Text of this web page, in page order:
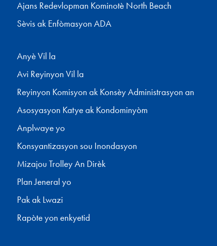
Ajans Redevlopman Kominotè North Beach
Sèvis ak Enfòmasyon ADA
Anyè Vil la
Avi Reyinyon Vil la
Reyinyon Komisyon ak Konsèy Administrasyon an
Asosyasyon Katye ak Kondominyòm
Anplwaye yo
Konsyantizasyon sou Inondasyon
Mizajou Trolley An Dirèk
Plan Jeneral yo
Pak ak Lwazi
Rapòte yon enkyetid